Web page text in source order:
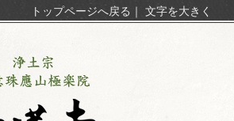
トップページへ戻る ｜ 文字を大きく